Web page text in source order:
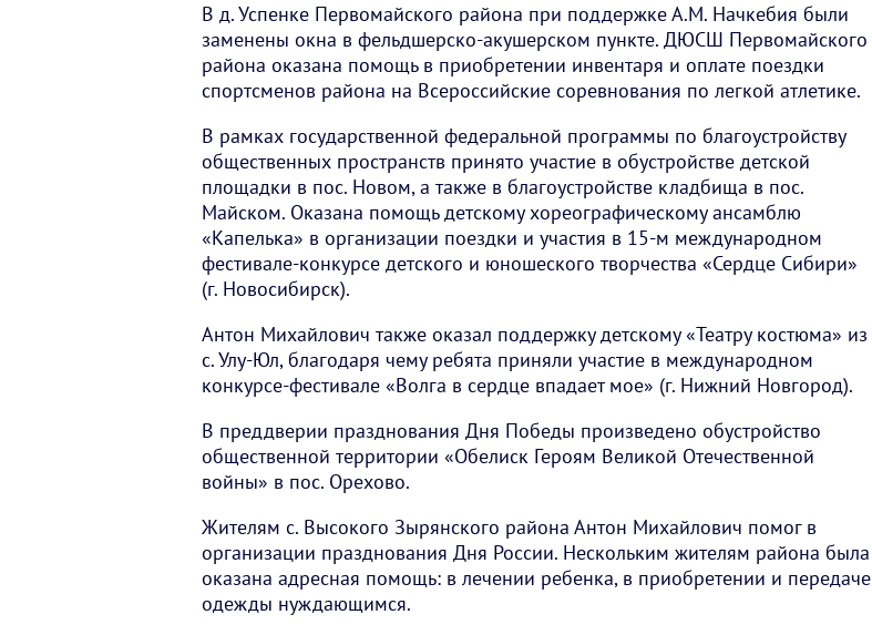
В д. Успенке Первомайского района при поддержке А.М. Начкебия были
заменены окна в фельдшерско-акушерском пункте. ДЮСШ Первомайского
района оказана помощь в приобретении инвентаря и оплате поездки
спортсменов района на Всероссийские соревнования по легкой атлетике.
В рамках государственной федеральной программы по благоустройству
общественных пространств принято участие в обустройстве детской
площадки в пос. Новом, а также в благоустройстве кладбища в пос.
Майском. Оказана помощь детскому хореографическому ансамблю
«Капелька» в организации поездки и участия в 15-м международном
фестивале-конкурсе детского и юношеского творчества «Сердце Сибири»
(г. Новосибирск).
Антон Михайлович также оказал поддержку детскому «Театру костюма» из
с. Улу-Юл, благодаря чему ребята приняли участие в международном
конкурсе-фестивале «Волга в сердце впадает мое» (г. Нижний Новгород).
В преддверии празднования Дня Победы произведено обустройство
общественной территории «Обелиск Героям Великой Отечественной
войны» в пос. Орехово.
Жителям с. Высокого Зырянского района Антон Михайлович помог в
организации празднования Дня России. Нескольким жителям района была
оказана адресная помощь: в лечении ребенка, в приобретении и передаче
одежды нуждающимся.